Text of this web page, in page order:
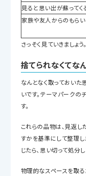
見ると思い出が蘇ってく
家族や友人からのもら
さっそく見ていきましょう。
捨てられなくてな
なんとなく取っておい
いです。テーマパーク
す。
これらの品物は、見返
すかを基準にして整理し
じたら、思い切って処分
物理的なスペースを取